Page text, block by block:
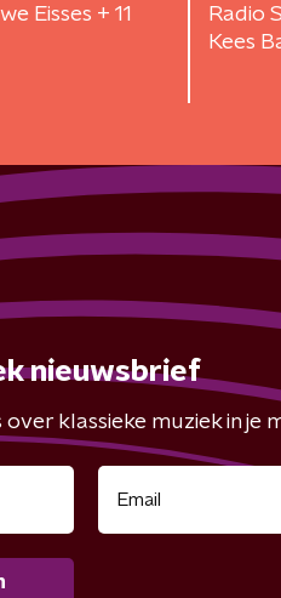
Eisses + 11
Radio
Kees
nieuwsbrief
over klassieke muziek in je